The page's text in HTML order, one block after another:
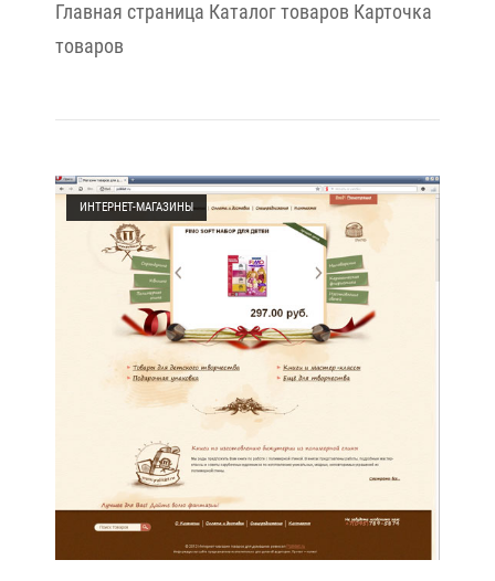
Главная страница Каталог товаров Карточка
товаров
ИНТЕРНЕТ-МАГАЗИНЫ
Open post